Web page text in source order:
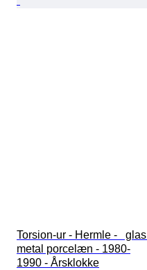
Torsion-ur - Hermle -   glas
metal porcelæn - 1980-
1990 - Årsklokke